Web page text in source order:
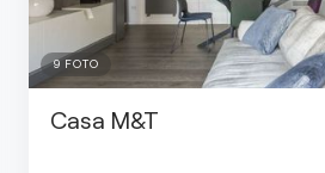
9 FOTO
Casa M&T